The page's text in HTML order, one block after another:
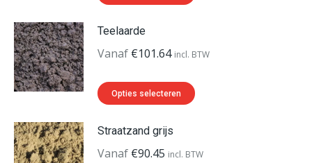
meerdere
Deze
Teelaarde
Vanaf €101.64 incl. BTW
Opties selecteren
Dit
meerdere
Straatzand grijs
Vanaf €90.45 incl. BTW